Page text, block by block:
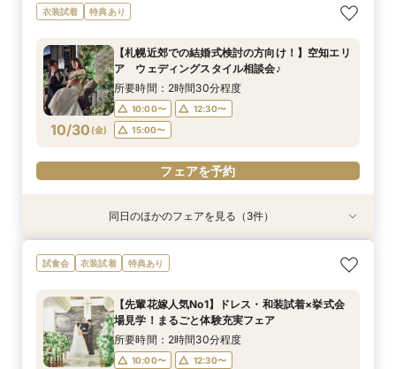
10/29(木)
【札幌近郊での結婚式検討の方向け！】空知ウェ
ディングご紹介フェア♪空知での結婚式の魅力を
所要時間：2時間30分程度
15:00〜
フェアを予約
10/29(木)
【ご家族とご一緒に♪】はじめてでも安心☆ダン
ドリ丸ごと相談会
10:00〜
12:30〜
15:00〜
フェアを予約
10/29(木)
【遠方にお住いの方必見】オンライン×フォト
ウェディング相談フェア♪
10:00〜
13:00〜
16:00〜
フェアを予約
10/29(木)
【時を越えて受け継がれる美しさ】厳かな神殿で
叶える、最高峰の神前式
10:00〜
12:30〜
15:00〜
フェアを予約
衣装試着 特典あり
10/30 (金)
【札幌近郊での結婚式検討の方向け！】空知エリ
ア ウェディングスタイル相談会♪
所要時間：2時間30分程度
10:00〜
12:30〜
15:00〜
フェアを予約
特典あり
10/30(金)
☆期間限定☆【空知で採れた厳選食材使用！】岩
見沢の特別がここに！婚礼メニュー試食フェア♪
10:00〜
12:30〜
15:00〜
衣装試着 特典あり
10/30(金)
☆マイナビ限定☆こだわりのロケーションフォト
相談会！
10:00〜
12:30〜
15:00〜
衣装試着 特典あり
10/30(金)
最短1か月で挙式可能！少人数・フォトウェディ
ングをお考えのおふたりにも♡クイックウェディ
所要時間：2時間30分程度
15:00〜
同日のほかのフェアを見る（3件）
試食会 衣装試着 特典あり
【先輩花嫁人気No1】ドレス・和装試着×挙式会
場見学！まるごと体験充実フェア
所要時間：2時間30分程度
10:00〜
12:30〜